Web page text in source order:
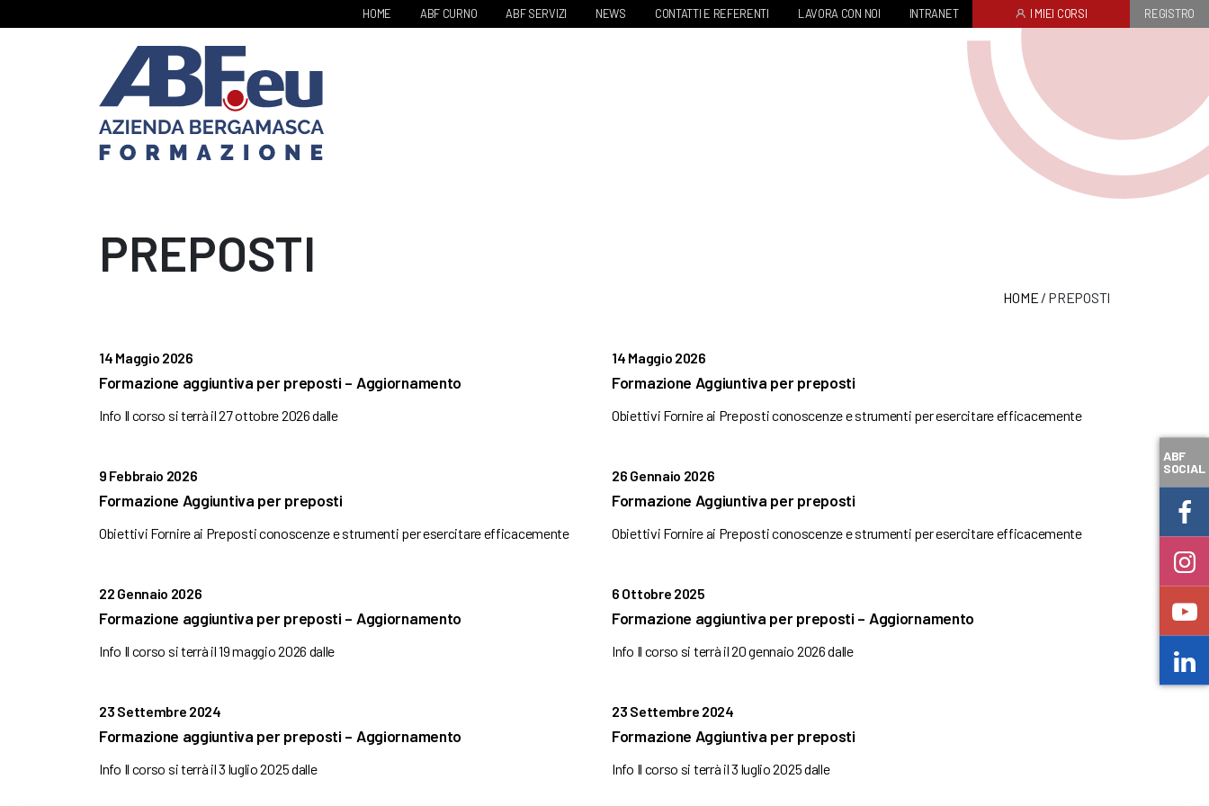
HOME ABF CURNO ABF SERVIZI NEWS CONTATTI E REFERENTI LAVORA CON NOI INTRANET I MIEI CORSI REGISTRO
PREPOSTI
HOME / PREPOSTI
14 Maggio 2026
Formazione aggiuntiva per preposti – Aggiornamento
Info Il corso si terrà il 27 ottobre 2026 dalle
14 Maggio 2026
Formazione Aggiuntiva per preposti
Obiettivi Fornire ai Preposti conoscenze e strumenti per esercitare efficacemente
9 Febbraio 2026
Formazione Aggiuntiva per preposti
Obiettivi Fornire ai Preposti conoscenze e strumenti per esercitare efficacemente
26 Gennaio 2026
Formazione Aggiuntiva per preposti
Obiettivi Fornire ai Preposti conoscenze e strumenti per esercitare efficacemente
22 Gennaio 2026
Formazione aggiuntiva per preposti – Aggiornamento
Info Il corso si terrà il 19 maggio 2026 dalle
6 Ottobre 2025
Formazione aggiuntiva per preposti – Aggiornamento
Info Il corso si terrà il 20 gennaio 2026 dalle
23 Settembre 2024
Formazione aggiuntiva per preposti – Aggiornamento
Info Il corso si terrà il 3 luglio 2025 dalle
23 Settembre 2024
Formazione Aggiuntiva per preposti
Info Il corso si terrà il 3 luglio 2025 dalle
ABF
SOCIAL